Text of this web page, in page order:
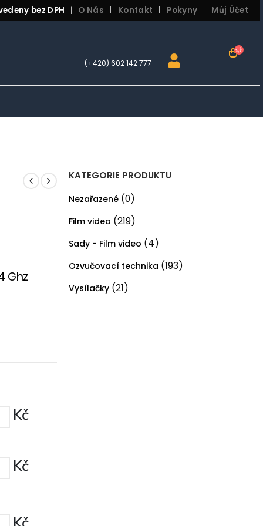
bez DPH | O Nás Kontakt Pokyny Můj Účet
(+420) 602 142 777
Ghz
Kč
Kč
KATEGORIE PRODUKTU
Nezařazené (0)
Film video (219)
Sady - Film video (4)
Ozvučovací technika (193)
Vysílačky (21)